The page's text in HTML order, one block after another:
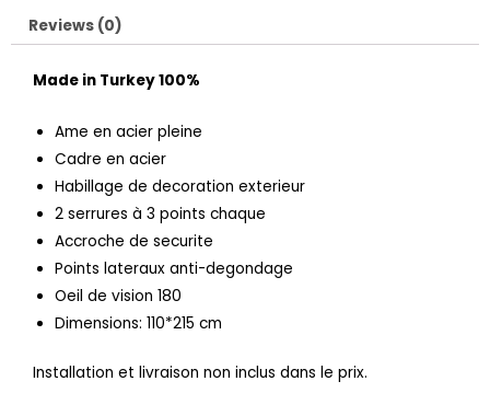
Reviews (0)
Made in Turkey 100%
Ame en acier pleine
Cadre en acier
Habillage de decoration exterieur
2 serrures à 3 points chaque
Accroche de securite
Points lateraux anti-degondage
Oeil de vision 180
Dimensions: 110*215 cm
Installation et livraison non inclus dans le prix.